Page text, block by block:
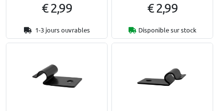
€ 2,99
1-3 jours ouvrables
€ 2,99
Disponible sur stock